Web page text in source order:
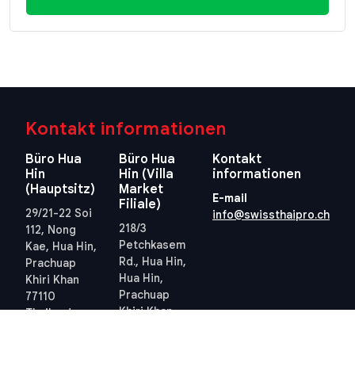
Kontakt informationen
Büro Hua
Hin
(Hauptsitz)
29/21-22 Soi
112, Nong
Kae, Hua Hin,
Prachuap
Khiri Khan
77110
Thailand
Büro Hua
Hin (Villa
Market
Filiale)
218/3
Petchkasem
Rd., Hua Hin,
Hua Hin,
Prachuap
Khiri Khan
Kontakt
informationen
E-mail
info@swissthaipro.ch